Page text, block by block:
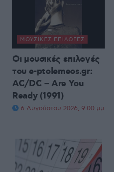
ΜΟΥΣΙΚΈΣ ΕΠΙΛΟΓΈΣ
Οι μουσικές επιλογές
του e-ptolemeos.gr:
AC/DC – Are You
Ready (1991)
6 Αυγούστου 2026, 9:00 μμ